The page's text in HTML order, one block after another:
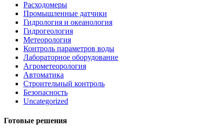
Расходомеры
Промышленные датчики
Гидрология и океанология
Гидрогеология
Метеорология
Контроль параметров воды
Лабораторное оборудование
Агрометеорология
Автоматика
Строительный контроль
Безопасность
Uncategorized
Готовые решения